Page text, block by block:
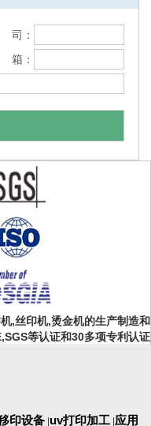
：
：
,丝印机,烫金机的生产制造和
等认证和30多项专利认证
印设备 |uv打印加工 |应用